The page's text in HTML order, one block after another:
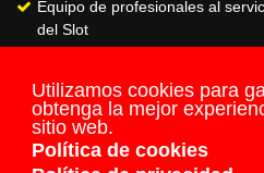
Utilizamos cookies para
obtenga la mejor
sitio web.
Política de cookies
Equipo de profesionales al
del Slot
Servicio de pago seguro online
Envios a todo el mundo